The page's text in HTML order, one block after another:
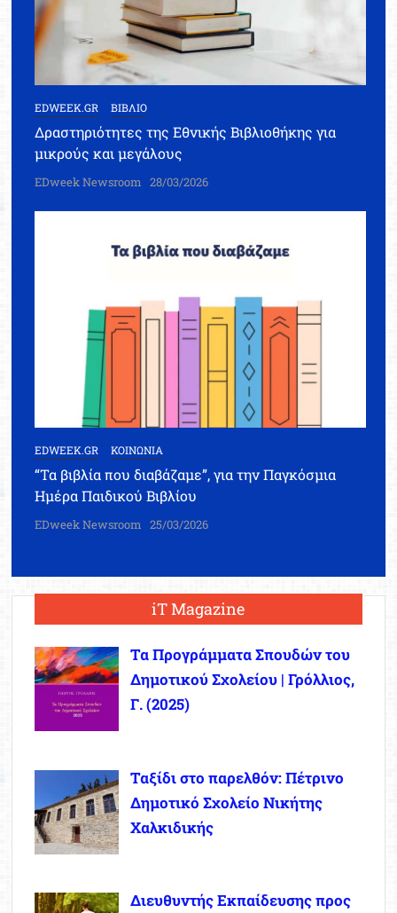
EDWEEK.GR ΒΙΒΛΙΟ
Δραστηριότητες της Εθνικής Βιβλιοθήκης για
μικρούς και μεγάλους
EDweek Newsroom 28/03/2026
EDWEEK.GR ΚΟΙΝΩΝΙΑ
“Τα βιβλία που διαβάζαμε”, για την Παγκόσμια
Ημέρα Παιδικού Βιβλίου
EDweek Newsroom 25/03/2026
iT Magazine
Τα Προγράμματα Σπουδών του
Δημοτικού Σχολείου | Γρόλλιος,
Γ. (2025)
Ταξίδι στο παρελθόν: Πέτρινο
Δημοτικό Σχολείο Νικήτης
Χαλκιδικής
Διευθυντής Εκπαίδευσης προς